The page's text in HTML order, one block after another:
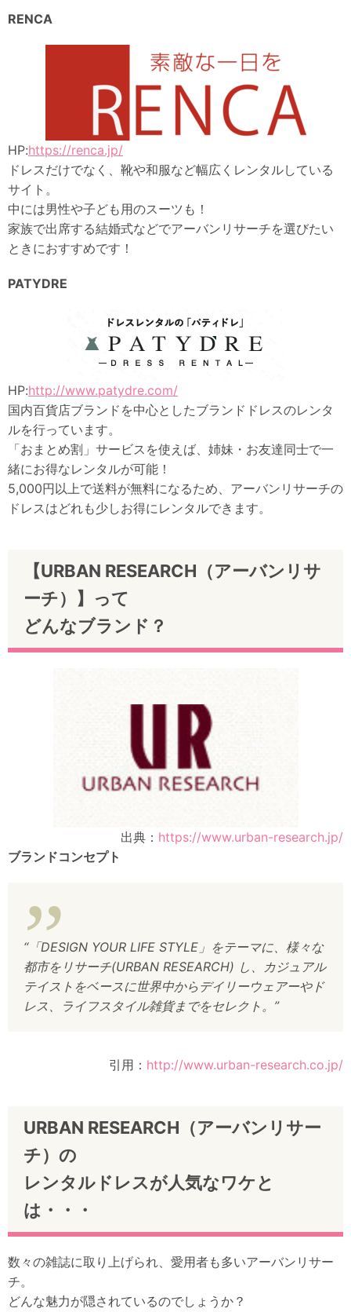
RENCA
HP:https://renca.jp/
ドレスだけでなく、靴や和服など幅広くレンタルしている
サイト。
中には男性や子ども用のスーツも！
家族で出席する結婚式などでアーバンリサーチを選びたい
ときにおすすめです！
PATYDRE
HP:http://www.patydre.com/
国内百貨店ブランドを中心としたブランドドレスのレンタ
ルを行っています。
「おまとめ割」サービスを使えば、姉妹・お友達同士で一
緒にお得なレンタルが可能！
5,000円以上で送料が無料になるため、アーバンリサーチの
ドレスはどれも少しお得にレンタルできます。
【URBAN RESEARCH（アーバンリサ
ーチ）】って
どんなブランド？
出典： https://www.urban-research.jp/
ブランドコンセプト
“「DESIGN YOUR LIFE STYLE」をテーマに、様々な
都市をリサーチ(URBAN RESEARCH) し、カジュアル
テイストをベースに世界中からデイリーウェアーやド
レス、ライフスタイル雑貨までをセレクト。”
引用： http://www.urban-research.co.jp/
URBAN RESEARCH（アーバンリサー
チ）の
レンタルドレスが人気なワケと
は・・・
数々の雑誌に取り上げられ、愛用者も多いアーバンリサー
チ。
どんな魅力が隠されているのでしょうか？